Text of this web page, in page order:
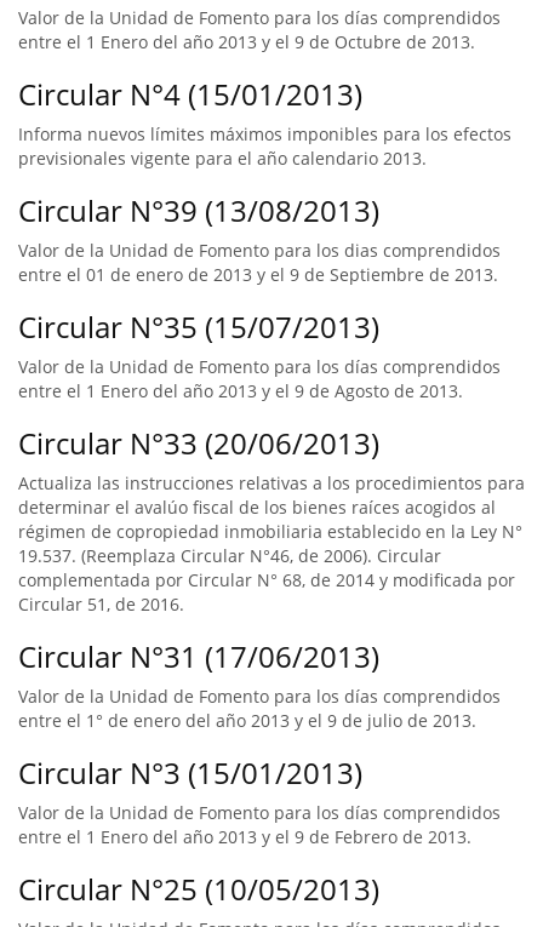
Valor de la Unidad de Fomento para los días comprendidos
entre el 1 Enero del año 2013 y el 9 de Octubre de 2013.
Circular N°4 (15/01/2013)
Informa nuevos límites máximos imponibles para los efectos
previsionales vigente para el año calendario 2013.
Circular N°39 (13/08/2013)
Valor de la Unidad de Fomento para los dias comprendidos
entre el 01 de enero de 2013 y el 9 de Septiembre de 2013.
Circular N°35 (15/07/2013)
Valor de la Unidad de Fomento para los días comprendidos
entre el 1 Enero del año 2013 y el 9 de Agosto de 2013.
Circular N°33 (20/06/2013)
Actualiza las instrucciones relativas a los procedimientos para
determinar el avalúo fiscal de los bienes raíces acogidos al
régimen de copropiedad inmobiliaria establecido en la Ley N°
19.537. (Reemplaza Circular N°46, de 2006). Circular
complementada por Circular N° 68, de 2014 y modificada por
Circular 51, de 2016.
Circular N°31 (17/06/2013)
Valor de la Unidad de Fomento para los días comprendidos
entre el 1° de enero del año 2013 y el 9 de julio de 2013.
Circular N°3 (15/01/2013)
Valor de la Unidad de Fomento para los días comprendidos
entre el 1 Enero del año 2013 y el 9 de Febrero de 2013.
Circular N°25 (10/05/2013)